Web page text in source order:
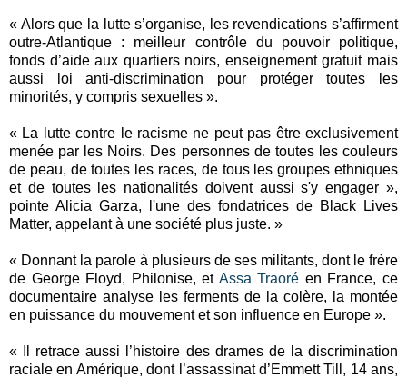
« Alors que la lutte s’organise, les revendications s’affirment
outre-Atlantique : meilleur contrôle du pouvoir politique,
fonds d’aide aux quartiers noirs, enseignement gratuit mais
aussi loi anti-discrimination pour protéger toutes les
minorités, y compris sexuelles ».
« La lutte contre le racisme ne peut pas être exclusivement
menée par les Noirs. Des personnes de toutes les couleurs
de peau, de toutes les races, de tous les groupes ethniques
et de toutes les nationalités doivent aussi s'y engager »,
pointe Alicia Garza, l'une des fondatrices de Black Lives
Matter, appelant à une société plus juste. »
« Donnant la parole à plusieurs de ses militants, dont le frère
de George Floyd, Philonise, et Assa Traoré en France, ce
documentaire analyse les ferments de la colère, la montée
en puissance du mouvement et son influence en Europe ».
« Il retrace aussi l’histoire des drames de la discrimination
raciale en Amérique, dont l’assassinat d’Emmett Till, 14 ans,